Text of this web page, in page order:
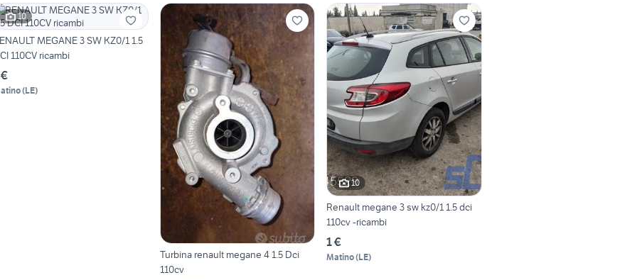
10
MEGANE 3 SW KZ0/1 1.5
110CV ricambi
(LE)
Turbina renault megane 4 1.5 Dci
110cv
10
Renault megane 3 sw kz0/1 1.5 dci
110cv -ricambi
1 €
Matino(LE)